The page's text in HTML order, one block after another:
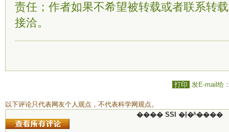
责任；作者如果不希望被转载或者联系转
接洽。
打印 发E-mail给
以下评论只代表网友个人观点，不代表科学网观点。
���� SSI �ļ�ʱ����